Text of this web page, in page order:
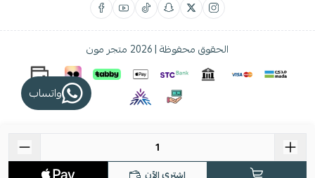
الحقوق محفوظة | 2026 متجر مون
واتساب